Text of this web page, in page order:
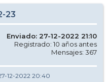
23
Enviado: 27-12-2022 21:10
Registrado: 10 años antes
Mensajes: 367
12-2022 20:40